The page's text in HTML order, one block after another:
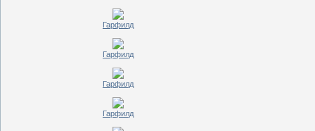
Гарфилд
Гарфилд
Гарфилд
Гарфилд